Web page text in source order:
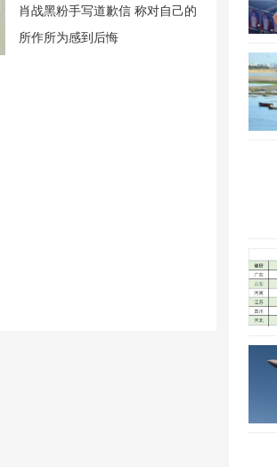
肖战黑粉手写道歉信 称对自己的
所作所为感到后悔